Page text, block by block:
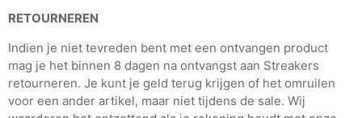
RETOURNEREN
Indien je niet tevreden bent met een ontvangen product
mag je het binnen 8 dagen na ontvangst aan Streakers
retourneren. Je kunt je geld terug krijgen of het omruilen
voor een ander artikel, maar niet tijdens de sale. Wij